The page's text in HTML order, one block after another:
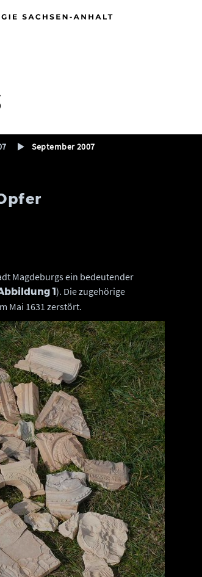
September 2007
Magdeburgs ein bedeutender
1). Die zugehörige
Mai 1631 zerstört.